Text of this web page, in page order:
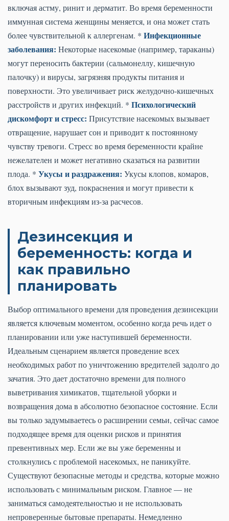
включая астму, ринит и дерматит. Во время беременности
иммунная система женщины меняется, и она может стать
более чувствительной к аллергенам. * Инфекционные
заболевания: Некоторые насекомые (например, тараканы)
могут переносить бактерии (сальмонеллу, кишечную
палочку) и вирусы, загрязняя продукты питания и
поверхности. Это увеличивает риск желудочно-кишечных
расстройств и других инфекций. * Психологический
дискомфорт и стресс: Присутствие насекомых вызывает
отвращение, нарушает сон и приводит к постоянному
чувству тревоги. Стресс во время беременности крайне
нежелателен и может негативно сказаться на развитии
плода. * Укусы и раздражения: Укусы клопов, комаров,
блох вызывают зуд, покраснения и могут привести к
вторичным инфекциям из-за расчесов.
Дезинсекция и
беременность: когда и
как правильно
планировать
Выбор оптимального времени для проведения дезинсекции
является ключевым моментом, особенно когда речь идет о
планировании или уже наступившей беременности.
Идеальным сценарием является проведение всех
необходимых работ по уничтожению вредителей задолго до
зачатия. Это дает достаточно времени для полного
выветривания химикатов, тщательной уборки и
возвращения дома в абсолютно безопасное состояние. Если
вы только задумываетесь о расширении семьи, сейчас самое
подходящее время для оценки рисков и принятия
превентивных мер. Если же вы уже беременны и
столкнулись с проблемой насекомых, не паникуйте.
Существуют безопасные методы и средства, которые можно
использовать с минимальным риском. Главное — не
заниматься самодеятельностью и не использовать
непроверенные бытовые препараты. Немедленно